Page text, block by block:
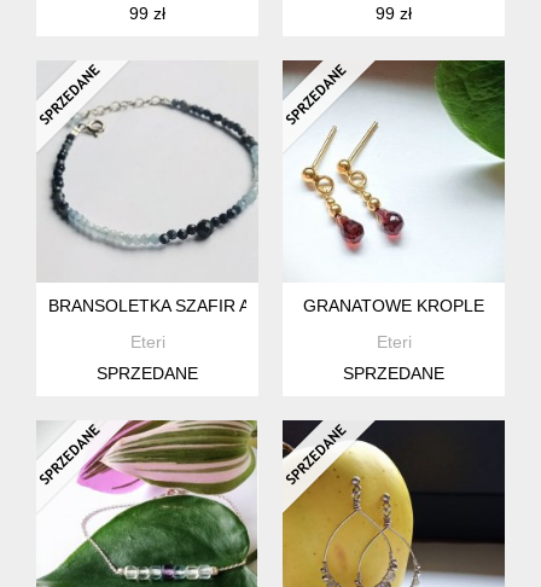
99 zł
99 zł
BRANSOLETKA SZAFIR AKWAMARYN
Eteri
SPRZEDANE
GRANATOWE KROPLE
Eteri
SPRZEDANE